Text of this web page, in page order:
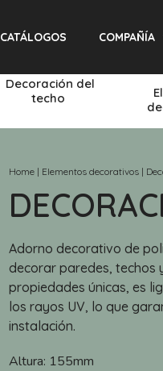
CATÁLOGOS COMPAÑÍA
Decoración del
techo
Home | Elementos decorativos |
Adorno decorativo de
decorar paredes, techos
propiedades únicas, es
los rayos UV, lo que
instalación.
Altura: 155mm